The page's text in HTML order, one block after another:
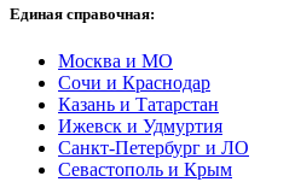
Единая справочная:
Москва и МО
Сочи и Краснодар
Казань и Татарстан
Ижевск и Удмуртия
Санкт-Петербург и ЛО
Севастополь и Крым